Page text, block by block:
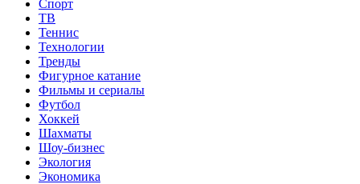
Спорт
ТВ
Теннис
Технологии
Тренды
Фигурное катание
Фильмы и сериалы
Футбол
Хоккей
Шахматы
Шоу-бизнес
Экология
Экономика